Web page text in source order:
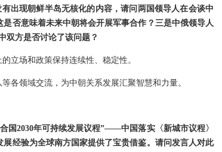
出现朝鲜半岛无核化的内容，请问两国领导人在会谈中
否意味着未来中朝将会开展军事合作？三是中俄领导人
双方是否讨论了该问题？
立场和政策保持连续性、稳定性。
各领域交流，为中朝关系发展汇聚智慧和力量。
国2030年可持续发展议程”——中国落实〈新城市议程〉
经验为全球南方国家提供了宝贵借鉴。请问发言人对此